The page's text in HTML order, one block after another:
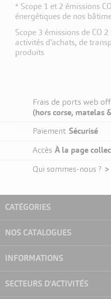
* Scope 1 et 2 émissions
énergétiques de nos
Scope 3 émissions de CO
activités d'achats, de
produits
Frais de ports web
(hors corse, matelas
Paiement Sécurisé
Accès À la page
Qui sommes-nous ?
CATÉGORIES
NOS CATALOGUES
INFORMATIONS
SECTEURS D'ACTIVITÉS